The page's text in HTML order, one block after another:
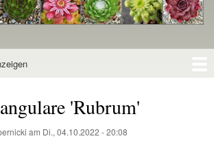
'Rubrum'
am Di., 04.10.2022 - 20:08